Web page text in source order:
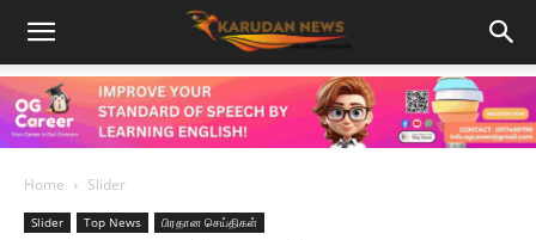
Home Slider
Slider Top News பிரதான செய்திகள்